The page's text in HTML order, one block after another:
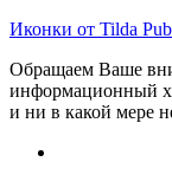
Иконки от Tilda
Обращаем Ваше
информационный
и ни в какой мере